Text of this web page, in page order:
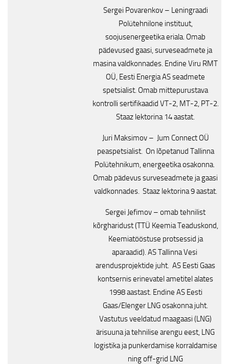
Sergei Povarenkov – Leningraadi
Polütehnilone instituut,
soojusenergeetika eriala. Omab
pädevused gaasi, surveseadmete ja
masina valdkonnades. Endine Viru RMT
OÜ, Eesti Energia AS seadmete
spetsialist. Omab mittepurustava
kontrolli sertifikaadid VT-2, MT-2, PT-2.
Staaz lektorina 14 aastat.
Juri Maksimov – Jum Connect OÜ
peaspetsialist. On lõpetanud Tallinna
Polütehnikum, energeetika osakonna.
Omab pädevus surveseadmete ja gaasi
valdkonnades. Staaz lektorina 9 aastat.
Sergei Jefimov – omab tehnilist
kõrgharidust (TTÜ Keemia Teaduskond,
Keemiatööstuse protsessid ja
aparaadid). AS Tallinna Vesi
arendusprojektide juht. AS Eesti Gaas
kontsernis erinevatel ametitel alates
1998 aastast. Endine AS Eesti
Gaas/Elenger LNG osakonna juht.
Vastutus veeldatud maagaasi (LNG)
ärisuuna ja tehnilise arengu eest, LNG
logistika ja punkerdamise korraldamise
ning off-grid LNG